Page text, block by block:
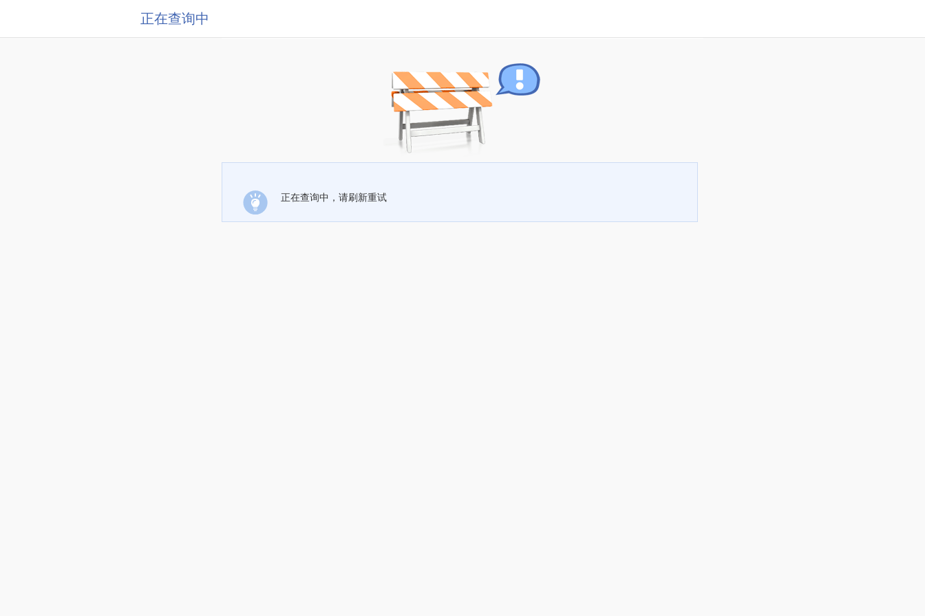
正在查询中
正在查询中，请刷新重试